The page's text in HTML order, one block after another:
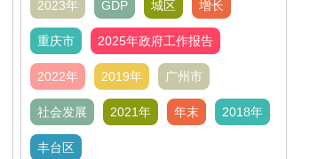
2023年 GDP 城区 增长
重庆市 2025年政府工作报告
2022年 2019年 广州市
社会发展 2021年 年末 2018年
丰台区